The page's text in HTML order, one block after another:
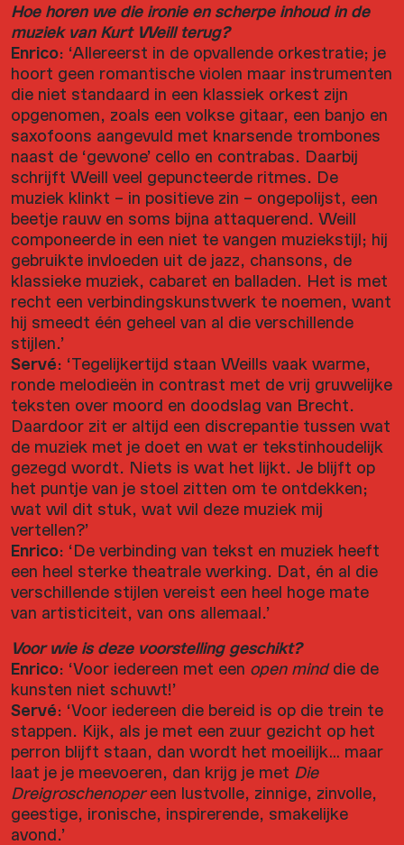
Hoe horen we die ironie en scherpe inhoud in de
muziek van Kurt Weill terug?
Enrico: ‘Allereerst in de opvallende orkestratie; je
hoort geen romantische violen maar instrumenten
die niet standaard in een klassiek orkest zijn
opgenomen, zoals een volkse gitaar, een banjo en
saxofoons aangevuld met knarsende trombones
naast de ‘gewone’ cello en contrabas. Daarbij
schrijft Weill veel gepuncteerde ritmes. De
muziek klinkt – in positieve zin – ongepolijst, een
beetje rauw en soms bijna attaquerend. Weill
componeerde in een niet te vangen muziekstijl; hij
gebruikte invloeden uit de jazz, chansons, de
klassieke muziek, cabaret en balladen. Het is met
recht een verbindingskunstwerk te noemen, want
hij smeedt één geheel van al die verschillende
stijlen.’
Servé: ‘Tegelijkertijd staan Weills vaak warme,
ronde melodieën in contrast met de vrij gruwelijke
teksten over moord en doodslag van Brecht.
Daardoor zit er altijd een discrepantie tussen wat
de muziek met je doet en wat er tekstinhoudelijk
gezegd wordt. Niets is wat het lijkt. Je blijft op
het puntje van je stoel zitten om te ontdekken;
wat wil dit stuk, wat wil deze muziek mij
vertellen?’
Enrico: ‘De verbinding van tekst en muziek heeft
een heel sterke theatrale werking. Dat, én al die
verschillende stijlen vereist een heel hoge mate
van artisticiteit, van ons allemaal.’
Voor wie is deze voorstelling geschikt?
Enrico: ‘Voor iedereen met een open minddie de
kunsten niet schuwt!’
Servé: ‘Voor iedereen die bereid is op die trein te
stappen. Kijk, als je met een zuur gezicht op het
perron blijft staan, dan wordt het moeilijk… maar
laat je je meevoeren, dan krijg je met Die
Dreigroschenopereen lustvolle, zinnige, zinvolle,
geestige, ironische, inspirerende, smakelijke
avond.’